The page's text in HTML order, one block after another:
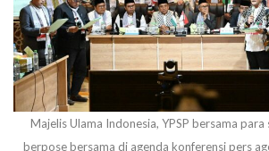
Majelis Ulama Indonesia, YPSP bersama para
berpose bersama di agenda konferensi pers